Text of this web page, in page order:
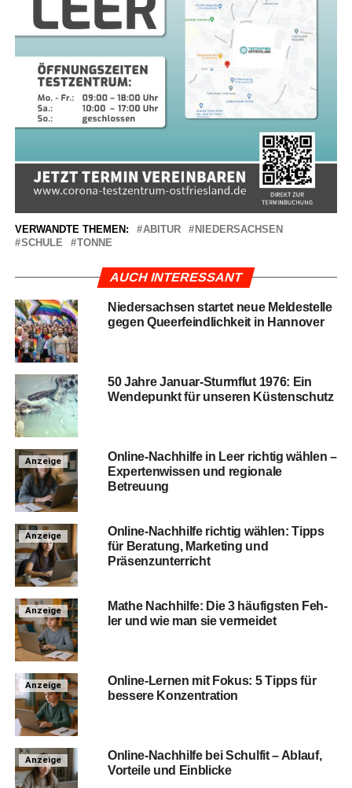
VERWANDTE THEMEN: ABITUR
NIEDERSACHSEN
SCHULE
TONNE
AUCH INTERESSANT
Nie­der­sach­sen star­tet neue Mel­de­stel­le
gegen Que­er­feind­lich­keit in Hannover
50 Jah­re Janu­ar-Sturm­flut 1976: Ein
Wen­de­punkt für unse­ren Küstenschutz
Anzeige
Online-Nach­hil­fe in Leer rich­tig wäh­len –
Exper­ten­wis­sen und regio­na­le
Betreuung
Anzeige
Online-Nach­hil­fe rich­tig wäh­len: Tipps
für Bera­tung, Mar­ke­ting und
Präsenzunterricht
Anzeige
Mathe Nach­hil­fe: Die 3 häu­figs­ten Feh­
ler und wie man sie vermeidet
Anzeige
Online-Ler­nen mit Fokus: 5 Tipps für
bes­se­re Konzentration
Anzeige
Online-Nach­hil­fe bei Schul­fit – Ablauf,
Vor­tei­le und Einblicke